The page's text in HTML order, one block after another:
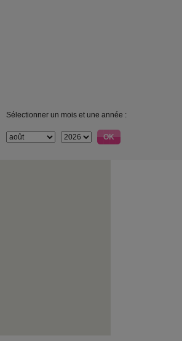
Sélectionner un mois et une année :